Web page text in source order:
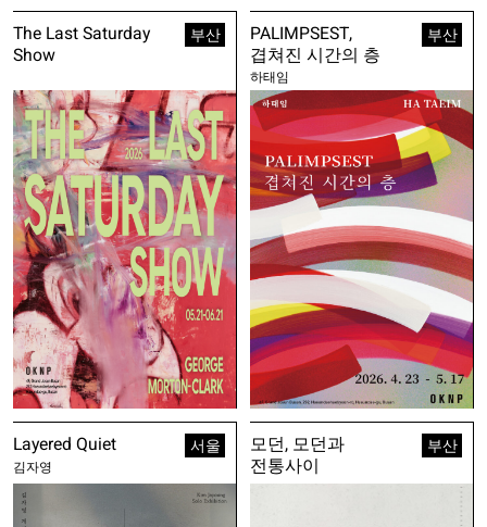
The Last Saturday
Show
부산
PALIMPSEST,
겹쳐진 시간의 층
하태임
부산
Layered Quiet
김자영
서울
모던, 모던과
전통사이
부산